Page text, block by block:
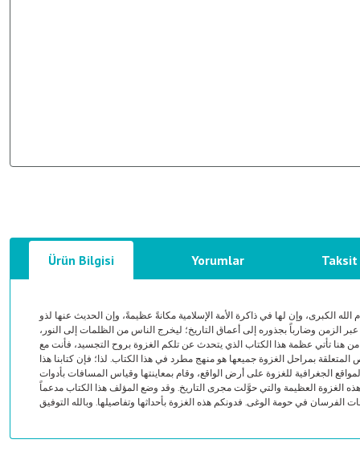
Ürün Bilgisi Yorumlar
الكبرى، وإن لها في ذاكرة الأمة الإسلامية مكانةً عظيمةً، وإن الحديث عنها لذو
الزمن وضارباً بجذوره إلى أعماق التاريخ؛ ليخرج الناس من الظلمات إلى النور،
من هنا تأتي عظمة هذا الكتاب الذي يتحدث عن تلكم الغزوة بروح التجسيد، فأنت مع
بمراحل الغزوة جميعها هو منهج مطرد في هذا الكتاب. لذا؛ فإن كتابنا هذا
الجغرافية للغزوة على أرض الواقع، وقام بمعاينتها وقياس المسافات بأدوات
الغزوة العظيمة والتي حوَّلت مجرى التاريخ. وقد وضع المؤلف هذا الكتاب مدعماً
في حومة الوغى. فدونكم هذه الغزوة بأحداثها وتفاصيلها. وبالله التوفيق